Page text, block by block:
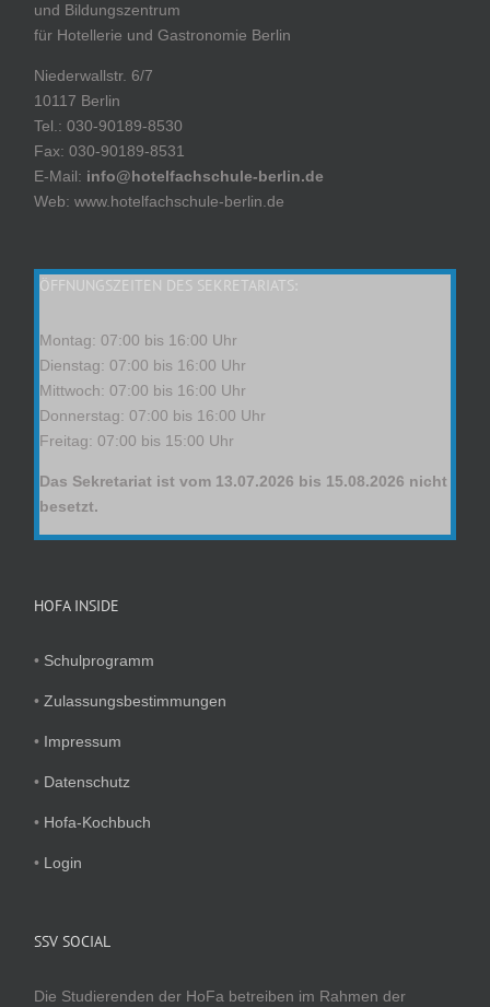
und Bildungszentrum
für Hotellerie und Gastronomie Berlin
Niederwallstr. 6/7
10117 Berlin
Tel.: 030-90189-8530
Fax: 030-90189-8531
E-Mail: info@hotelfachschule-berlin.de
Web: www.hotelfachschule-berlin.de
ÖFFNUNGSZEITEN DES SEKRETARIATS:
Montag: 07:00 bis 16:00 Uhr
Dienstag: 07:00 bis 16:00 Uhr
Mittwoch: 07:00 bis 16:00 Uhr
Donnerstag: 07:00 bis 16:00 Uhr
Freitag: 07:00 bis 15:00 Uhr
Das Sekretariat ist vom 13.07.2026 bis 15.08.2026 nicht
besetzt.
HOFA INSIDE
• Schulprogramm
•Zulassungsbestimmungen
• Impressum
• Datenschutz
• Hofa-Kochbuch
• Login
SSV SOCIAL
Die Studierenden der HoFa betreiben im Rahmen der